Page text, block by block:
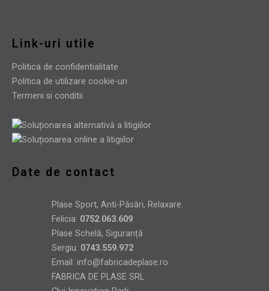
Link-uri utile
Politica de confidentialitate
Politica de utilizare cookie-uri
Termeni si conditii
Date de contact
Plase Sport, Anti-Păsări, Relaxare.
Felicia: 0752.063.609
Plase Schelă, Siguranță
Sergiu: 0743.559.972
Email: info@fabricadeplase.ro
FABRICA DE PLASE SRL